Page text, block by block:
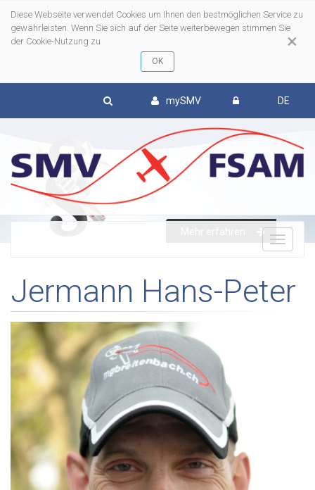
×
Diese Webseite verwendet Cookies um Ihnen den bestmöglichen Service zu
gewährleisten. Wenn Sie sich auf der Seite weiterbewegen stimmen Sie
der Cookie-Nutzung zu
mySMV DE
Jermann Hans-Peter